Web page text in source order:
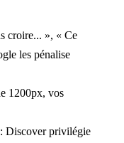
croire... », « Ce
les pénalise
1200px, vos
Discover privilégie